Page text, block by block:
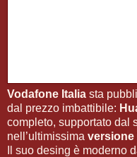
Vodafone Italia sta
dal prezzo imbattibile:
completo, supportato dal
nell’ultimissima versione
Il suo desing è moderno